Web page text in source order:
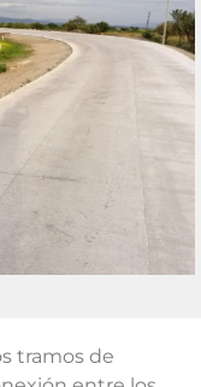
tramos de